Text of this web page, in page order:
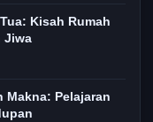
Kisah Rumah
Jiwa
Makna: Pelajaran